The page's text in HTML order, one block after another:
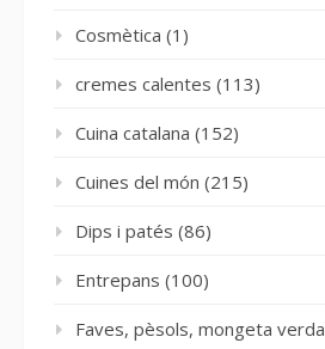
Cosmètica (1)
cremes calentes (113)
Cuina catalana (152)
Cuines del món (215)
Dips i patés (86)
Entrepans (100)
Faves, pèsols, mongeta verda